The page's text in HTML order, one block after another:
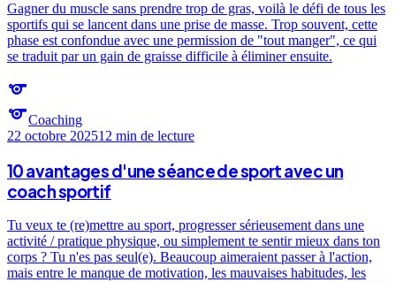
Gagner du muscle sans prendre trop de gras, voilà le défi de tous les
sportifs qui se lancent dans une prise de masse. Trop souvent, cette
phase est confondue avec une permission de "tout manger", ce qui
se traduit par un gain de graisse difficile à éliminer ensuite.
sports
sportsCoaching
22 octobre 202512 min de lecture
10 avantages d'une séance de sport avec un
coach sportif
Tu veux te (re)mettre au sport, progresser sérieusement dans une
activité / pratique physique, ou simplement te sentir mieux dans ton
corps ? Tu n'es pas seul(e). Beaucoup aimeraient passer à l'action,
mais entre le manque de motivation, les mauvaises habitudes, les